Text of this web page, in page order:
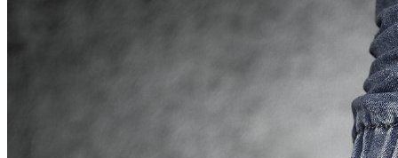
： 服务号：laobingwenshen 订阅号：laobing66666 打造国
文资讯！精美纹身图案及手稿 纹身作品 一站搞定！回复相
问千万素材的微官网，中国最强最全纹身图案尽在其中！